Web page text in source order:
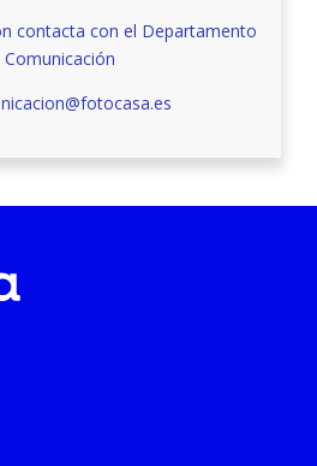
contacta con el Departamento
Comunicación